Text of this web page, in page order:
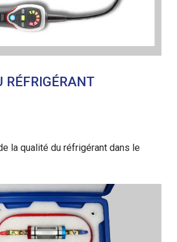
RÉFRIGÉRANT
la qualité du réfrigérant dans le